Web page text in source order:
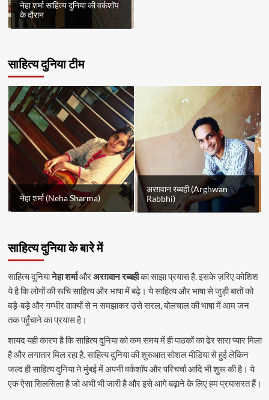
नेहा शर्मा साहित्य दुनिया की वर्कशॉप
के दौरान
साहित्य दुनिया टीम
नेहा शर्मा (Neha Sharma)
अरग़वान रब्बही (Arghwan
Rabbhi)
साहित्य दुनिया के बारे में
साहित्य दुनियानेहा शर्माऔरअरग़वान रब्बहीका साझा प्रयास है. इसके ज़रिए कोशिश
ये है कि लोगों की रूचि साहित्य और भाषा में बढ़े। ये साहित्य और भाषा से जुड़ी बातों को
बड़े-बड़े और गम्भीर वाक्यों से न समझाकर उसे सरल, बोलचाल की भाषा में आम जन
तक पहुँचाने का प्रयास है।
शायद यही कारण है कि साहित्य दुनिया को कम समय में ही पाठकों का ढेर सारा प्यार मिला
है और लगातार मिल रहा है. साहित्य दुनिया की शुरुआत सोशल मीडिया से हुई लेकिन
जल्द ही साहित्य दुनिया ने मुंबई में अपनी वर्कशॉप और परिचर्चा आदि भी शुरू की है। ये
एक ऐसा सिलसिला है जो अभी भी जारी है और इसे आगे बढ़ाने के लिए हम प्रयासरत हैं।